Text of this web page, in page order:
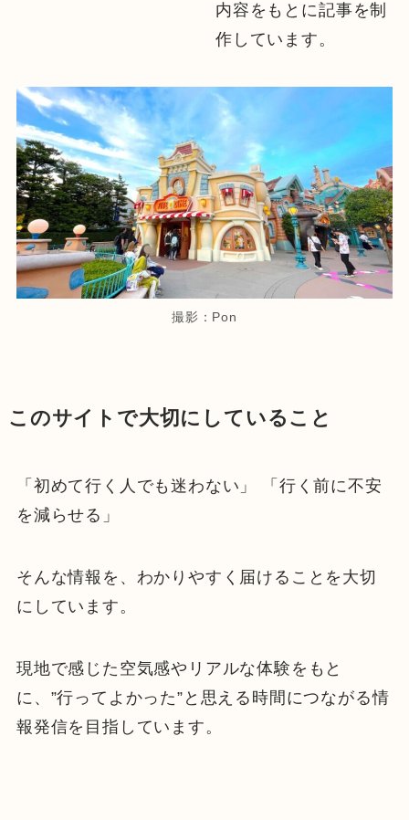
内容をもとに記事を制
作しています。
撮影：Pon
このサイトで大切にしていること
「初めて行く人でも迷わない」 「行く前に不安
を減らせる」
そんな情報を、わかりやすく届けることを大切
にしています。
現地で感じた空気感やリアルな体験をもと
に、”行ってよかった”と思える時間につながる情
報発信を目指しています。